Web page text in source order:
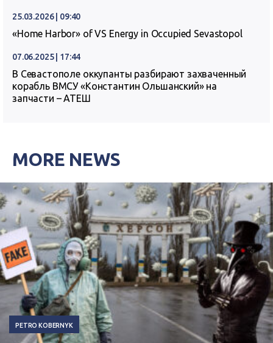
25.03.2026 | 09:40
«Home Harbor» of VS Energy in Occupied Sevastopol
07.06.2025 | 17:44
В Севастополе оккупанты разбирают захваченный
корабль ВМСУ «Константин Ольшанский» на
запчасти – АТЕШ
MORE NEWS
PETRO KOBERNYK